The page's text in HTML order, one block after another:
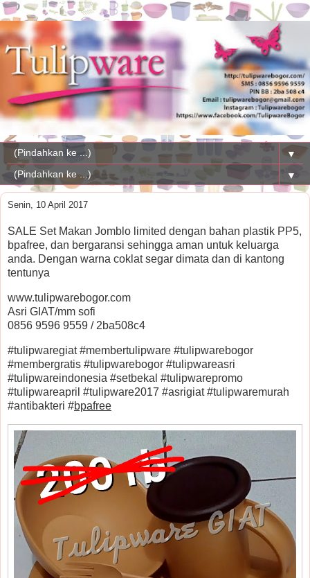
▼
▼
Senin, 10 April 2017
SALE Set Makan Jomblo limited dengan bahan plastik PP5,
bpafree, dan bergaransi sehingga aman untuk keluarga
anda. Dengan warna coklat segar dimata dan di kantong
tentunya
www.tulipwarebogor.com
Asri GIAT/mm sofi
0856 9596 9559 / 2ba508c4
#tulipwaregiat #membertulipware #tulipwarebogor
#membergratis #tulipwarebogor #tulipwareasri
#tulipwareindonesia #setbekal #tulipwarepromo
#tulipwareapril #tulipware2017 #asrigiat #tulipwaremurah
#antibakteri #bpafree